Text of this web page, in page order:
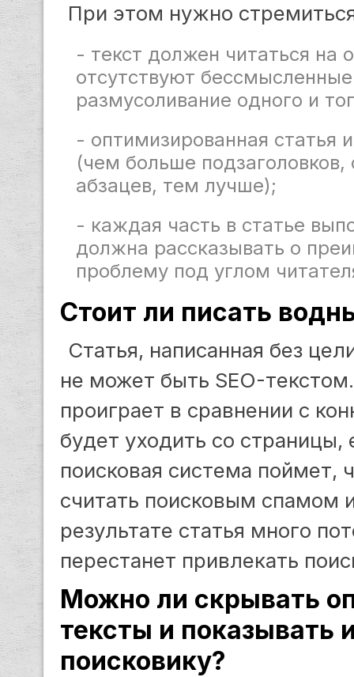
При этом нужно
- текст должен читаться на
отсутствуют
размусоливание одного и
- оптимизированная статья
(чем больше подзаголовков,
абзацев, тем лучше);
- каждая часть в статье
должна рассказывать о
проблему под углом
Стоит ли писать
Статья, написанная без
не может быть SEO-
проиграет в сравнении с
будет уходить со страницы,
поисковая система
считать поисковым спамом
результате статья много
перестанет привлекать
Можно ли скрывать
тексты и показывать
поисковику?